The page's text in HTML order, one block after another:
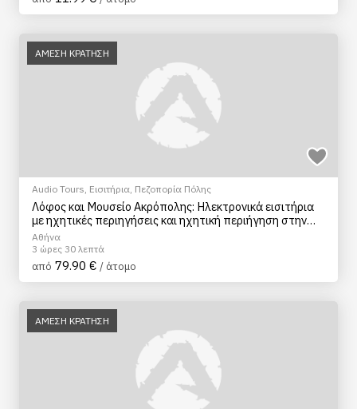
ΑΜΕΣΗ ΚΡΑΤΗΣΗ
Audio Tours, Εισιτήρια, Πεζοπορία Πόλης
Λόφος και Μουσείο Ακρόπολης: Ηλεκτρονικά εισιτήρια
με ηχητικές περιηγήσεις και ηχητική περιήγηση στην
πόλη της Αθήνας
Αθήνα
3 ώρες 30 λεπτά
από 79.90 € / άτομο
ΑΜΕΣΗ ΚΡΑΤΗΣΗ